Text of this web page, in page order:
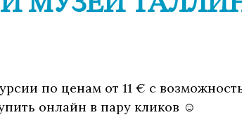
по ценам от 11 € с
онлайн в пару кликов ☺